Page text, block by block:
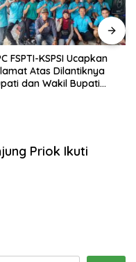
FSPTI-KSPSI Ucapkan
Atas Dilantiknya
dan Wakil Bupati
Priok Ikuti